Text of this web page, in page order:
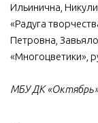
Ильинична,
«Радуга
Петровна,
«Многоцветики»,
МБУ ДК «Октябрь»